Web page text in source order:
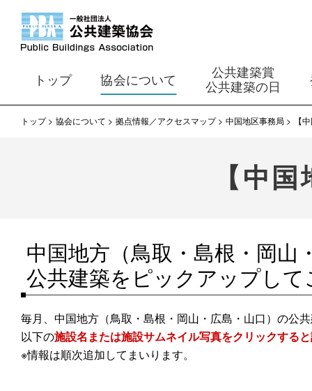
トップ 協会について
公共建築賞
公共建築の日
トップ 協会について 拠点情報／アクセスマップ 中国地区事務局 【
【中
中国地方（鳥取・島根・岡山
公共建築をピックアップし
毎月、中国地方（鳥取・島根・岡山・広島・山口）の公
以下の施設名または施設サムネイル写真をクリックする
※情報は順次追加してまいります。